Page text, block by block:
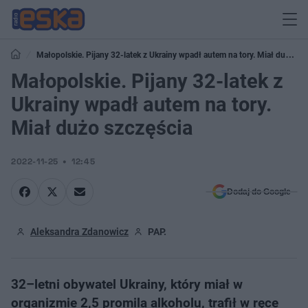
Małopolskie. Pijany 32-latek z Ukrainy wpadł autem na tory. Miał dużo
szczęścia
Małopolskie. Pijany 32-latek z
Ukrainy wpadł autem na tory.
Miał dużo szczęścia
2022-11-25 12:45
Dodaj do Google
Aleksandra Zdanowicz PAP.
32–letni obywatel Ukrainy, który miał w
organizmie 2,5 promila alkoholu, trafił w ręce